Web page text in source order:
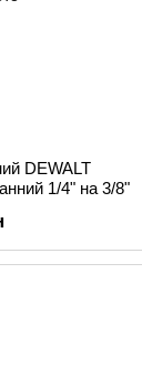
DEWALT
DWA38ADPTMI шестигранний 1/4" на 3/8"